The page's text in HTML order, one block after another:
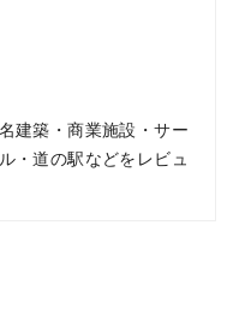
建築・商業施設・サー
・道の駅などをレビュ